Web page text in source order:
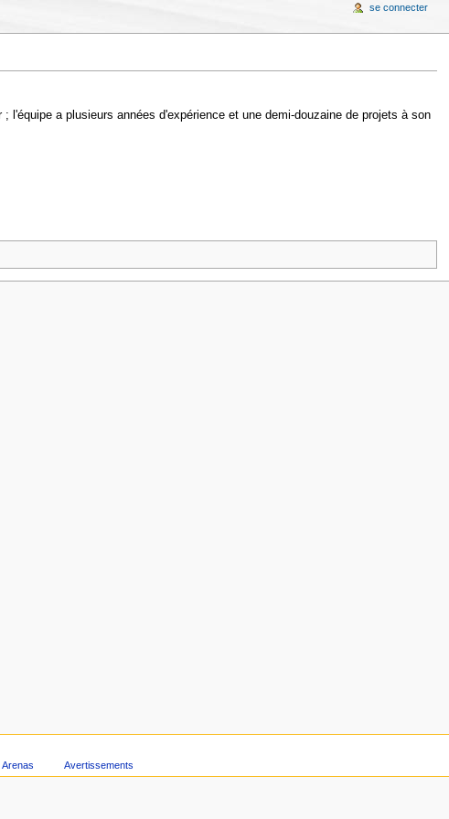
a plusieurs années d'expérience et une demi-douzaine de projets à son
se connecter
Arenas Avertissements